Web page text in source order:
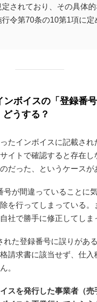
されており、その具体
令第70条の10第1項に定
ンボイスの「登録番
うする？
たインボイスに記載され
イトで確認すると存在し
だった、というケースが
号が間違っていることに
を行ってしまっている。
社で勝手に修正してしま
れた登録番号に誤りがあ
請求書に該当せず、仕入
。
スを発行した事業者（売